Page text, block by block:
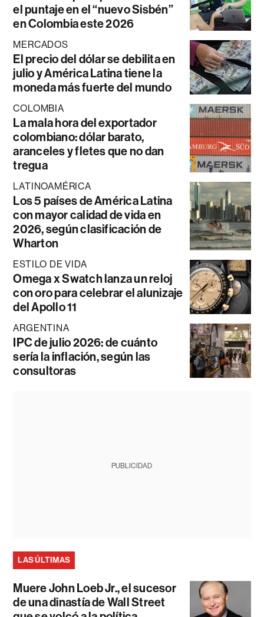
el puntaje en el “nuevo Sisbén”
en Colombia este 2026
MERCADOS
El precio del dólar se debilita en
julio y América Latina tiene la
moneda más fuerte del mundo
COLOMBIA
La mala hora del exportador
colombiano: dólar barato,
aranceles y fletes que no dan
tregua
LATINOAMÉRICA
Los 5 países de América Latina
con mayor calidad de vida en
2026, según clasificación de
Wharton
ESTILO DE VIDA
Omega x Swatch lanza un reloj
con oro para celebrar el alunizaje
del Apollo 11
ARGENTINA
IPC de julio 2026: de cuánto
sería la inflación, según las
consultoras
PUBLICIDAD
LAS ÚLTIMAS
Muere John Loeb Jr., el sucesor
de una dinastía de Wall Street